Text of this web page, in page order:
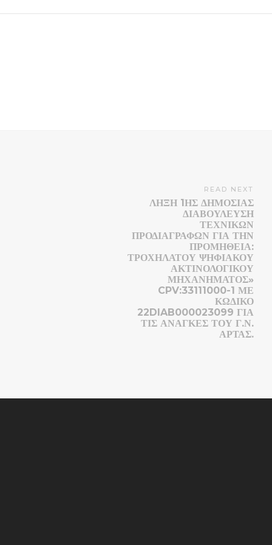
READ NEXT
ΛΉΞΗ 1ΗΣ ΔΗΜΌΣΙΑΣ
ΔΙΑΒΟΎΛΕΥΣΗ
ΤΕΧΝΙΚΏΝ
ΠΡΟΔΙΑΓΡΑΦΏΝ ΓΙΑ ΤΗΝ
ΠΡΟΜΉΘΕΙΑ:
ΤΡΟΧΗΛΑΤΟΥ ΨΗΦΙΑΚΟΥ
ΑΚΤΙΝΟΛΟΓΙΚΟΥ
ΜΗΧΑΝΗΜΑΤΟΣ»
CPV:33111000-1 ΜΕ
ΚΩΔΙΚΌ
22DIAB000023099 ΓΙΑ
ΤΙΣ ΑΝΆΓΚΕΣ ΤΟΥ Γ.Ν.
ΑΡΤΑΣ.